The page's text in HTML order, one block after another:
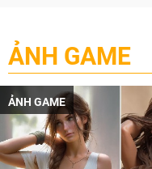
ẢNH GAME
ẢNH GAME